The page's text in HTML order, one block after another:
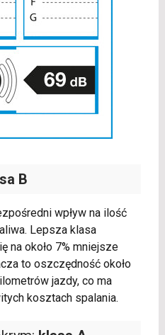
B
wpływ na ilość
Lepsza klasa
na około 7% mniejsze
to oszczędność około
jazdy, co ma
kosztach spalania.